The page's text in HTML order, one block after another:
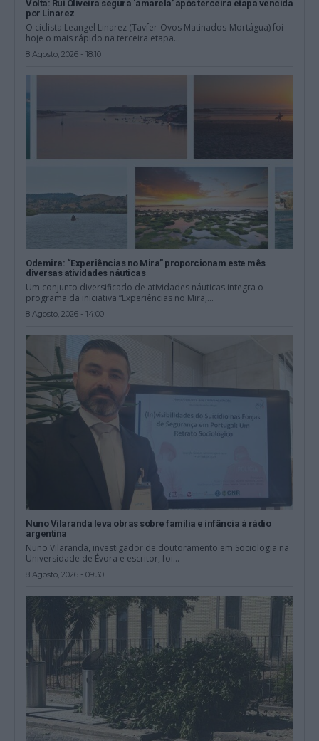
Volta: Rui Oliveira segura ‘amarela’ após terceira etapa vencida
por Linarez
O ciclista Leangel Linarez (Tavfer-Ovos Matinados-Mortágua) foi
hoje o mais rápido na terceira etapa...
8 Agosto, 2026 - 18:10
Odemira: “Experiências no Mira” proporcionam este mês
diversas atividades náuticas
Um conjunto diversificado de atividades náuticas integra o
programa da iniciativa “Experiências no Mira,...
8 Agosto, 2026 - 14:00
Nuno Vilaranda leva obras sobre família e infância à rádio
argentina
Nuno Vilaranda, investigador de doutoramento em Sociologia na
Universidade de Évora e escritor, foi...
8 Agosto, 2026 - 09:30